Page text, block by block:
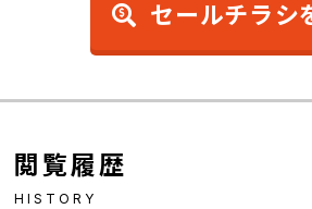
セールチラシ
閲覧履歴
HISTORY